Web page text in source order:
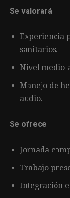
Se valorará
Experiencia
sanitarios.
Nivel medio-
Manejo de
audio.
Se ofrece
Jornada
Trabajo
Integración